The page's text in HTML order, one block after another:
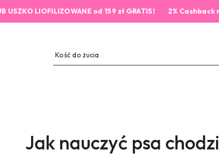
od 159 zł GRATIS! 2% Cashback na każde
Jak nauczyć psa